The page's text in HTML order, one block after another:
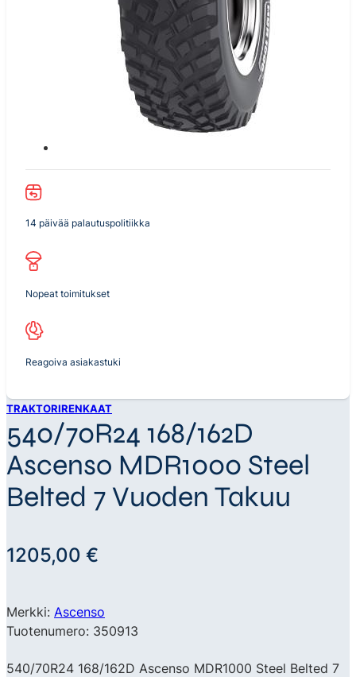
14 päivää palautuspolitiikka
Nopeat toimitukset
Reagoiva asiakastuki
TRAKTORIRENKAAT
540/70R24 168/162D
Ascenso MDR1000 Steel
Belted 7 Vuoden Takuu
1205,00 €
Merkki: Ascenso
Tuotenumero: 350913
540/70R24 168/162D Ascenso MDR1000 Steel Belted 7